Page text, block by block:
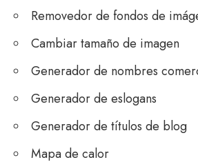
Removedor de fondos de
Cambiar tamaño de imagen
Generador de nombres
Generador de eslogans
Generador de títulos de blog
Mapa de calor